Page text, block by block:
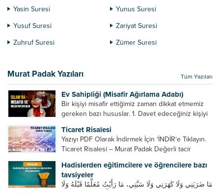
Yasin Suresi
Yunus Suresi
Yusuf Suresi
Zariyat Suresi
Zuhruf Suresi
Zümer Suresi
Murat Padak Yazıları Tüm Yazıları
Ev Sahipliği (Misafir Ağırlama Adabı)
Bir kişiyi misafir ettiğimiz zaman dikkat etmemiz
gereken bazı hususlar. 1. Davet edeceğiniz kişiyi
önce, bir hafta önce veya gün içinde davet edin....
Ticaret Risalesi
Yazıyı PDF Olarak İndirmek İçin ‘İNDİR‘e Tıklayın.
Ticaret Risalesi – Murat Padak Değerli tacir
ticaret yapmaktır. Peygamber efendimiz de ticaret
yapmıştır. Hz. Hatice...
Hadislerden eğitimcilere ve öğrencilere bazı
tavsiyeler
مَا ضَرَبَنِي وَلَا كَهَرَنِي وَلَا سَبَّنِي، مَا رَأَيْتُ مُعَلِّمًا قَبْلَهُ وَلَا